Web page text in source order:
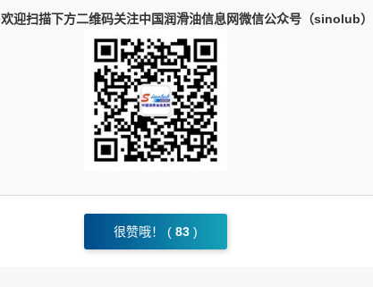
迎扫描下方二维码关注中国润滑油信息网微信公众号（sinolub）
很赞哦！ ( 83 )